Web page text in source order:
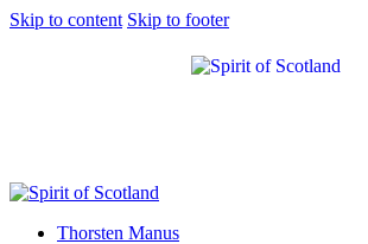
Skip to content Skip to footer
Thorsten Manus